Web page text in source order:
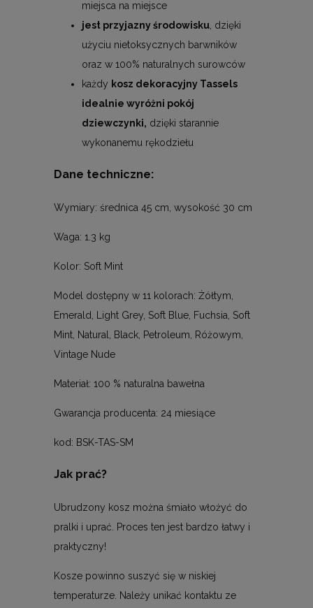
miejsca na miejsce
jest przyjazny środowisku , dzięki
użyciu nietoksycznych barwników
oraz w 100% naturalnych surowców
każdy kosz dekoracyjny Tassels
idealnie wyróżni pokój
dziewczynki, dzięki starannie
wykonanemu rękodziełu
Dane techniczne:
Wymiary: średnica 45 cm, wysokość 30 cm
Waga: 1.3 kg
Kolor: Soft Mint
Model dostępny w 11 kolorach: Żółtym,
Emerald, Light Grey, Soft Blue, Fuchsia, Soft
Mint, Natural, Black, Petroleum, Różowym,
Vintage Nude
Materiał: 100 % naturalna bawełna
Gwarancja producenta: 24 miesiące
kod: BSK-TAS-SM
Jak prać?
Ubrudzony kosz można śmiało włożyć do
pralki i uprać. Proces ten jest bardzo łatwy i
praktyczny!
Kosze powinno suszyć się w niskiej
temperaturze. Należy unikać kontaktu ze